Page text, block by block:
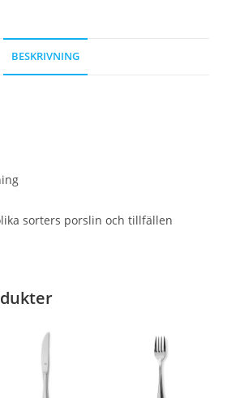
BESKRIVNING
sorters porslin och tillfällen